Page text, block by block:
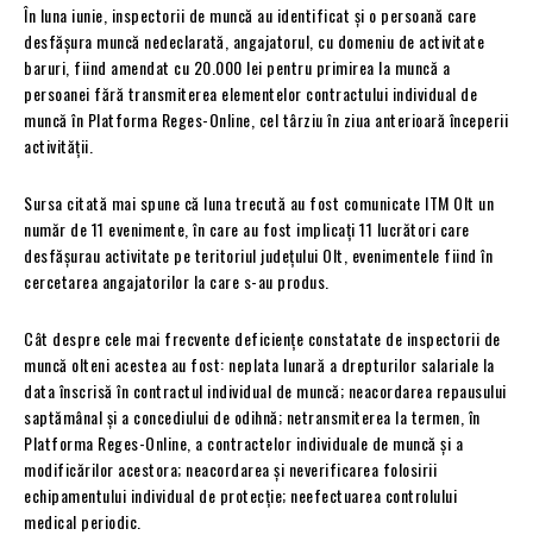
În luna iunie, inspectorii de muncă au identificat și o persoană care
desfășura muncă nedeclarată, angajatorul, cu domeniu de activitate
baruri, fiind amendat cu 20.000 lei pentru primirea la muncă a
persoanei fără transmiterea elementelor contractului individual de
muncă în Platforma Reges-Online, cel târziu în ziua anterioară începerii
activității.
Sursa citată mai spune că luna trecută au fost comunicate ITM Olt un
număr de 11 evenimente, în care au fost implicaţi 11 lucrători care
desfăşurau activitate pe teritoriul judeţului Olt, evenimentele fiind în
cercetarea angajatorilor la care s-au produs.
Cât despre cele mai frecvente deficiențe constatate de inspectorii de
muncă olteni acestea au fost: neplata lunară a drepturilor salariale la
data înscrisă în contractul individual de muncă; neacordarea repausului
saptămânal și a concediului de odihnă; netransmiterea la termen, în
Platforma Reges-Online, a contractelor individuale de muncă și a
modificărilor acestora; neacordarea și neverificarea folosirii
echipamentului individual de protecție; neefectuarea controlului
medical periodic.